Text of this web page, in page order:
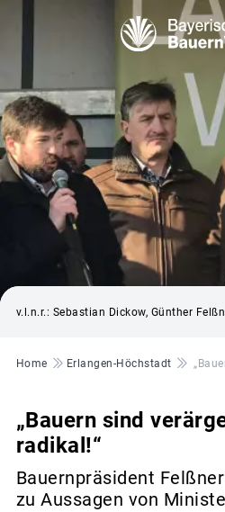
v.l.n.r.: Sebastian Dickow, Günther
Pfadnavigation
Home Erlangen-Höchstadt
„Bauern sind
radikal!“
Bauernpräsident
zu Aussagen von